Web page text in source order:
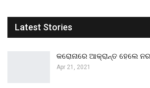
Latest Stories
କରୋନାରେ ଆକ୍ରାନ୍ତ ହେଲେ
Apr 21, 2021